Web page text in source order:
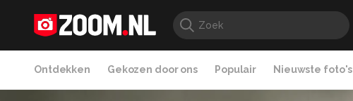
Ontdekken Gekozen door ons Populair Nieuwste foto's